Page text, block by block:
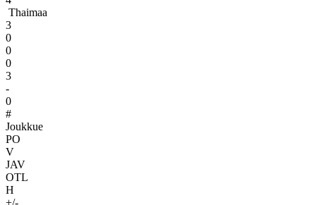
Thaimaa
3
0
0
0
3
-
0
#
Joukkue
PO
V
JAV
OTL
H
+/-